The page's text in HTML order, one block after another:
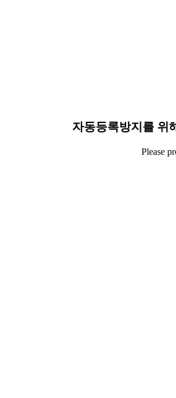
자동등록방지를 위
Please